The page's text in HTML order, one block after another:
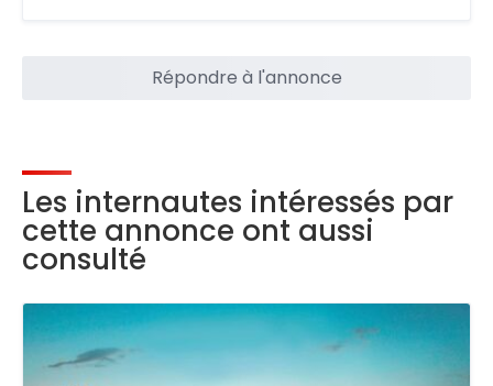
Répondre à l'annonce
Les internautes intéressés par
cette annonce ont aussi
consulté